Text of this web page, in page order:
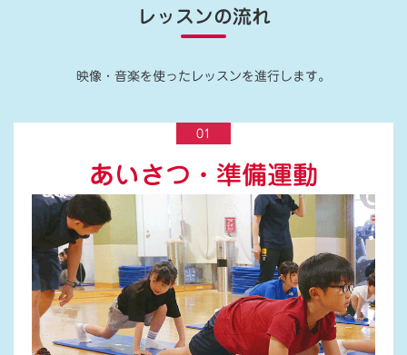
レッスンの流れ
映像・音楽を使ったレッスンを進行します。
01
あいさつ・準備運動